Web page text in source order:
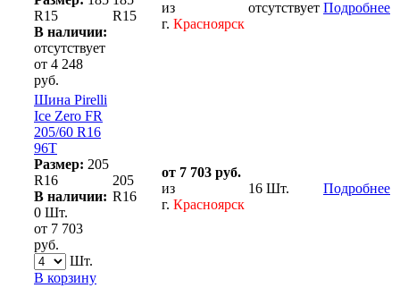
R15
В наличии:
отсутствует
от 4 248
руб.
R15
из
г. Красноярск
отсутствует Подробнее
Шина Pirelli
Ice Zero FR
205/60 R16
96T
Размер: 205
R16
В наличии:
0 Шт.
от 7 703
руб.
Шт.
В корзину
205
R16
от 7 703 руб.
из
г. Красноярск
16 Шт. Подробнее